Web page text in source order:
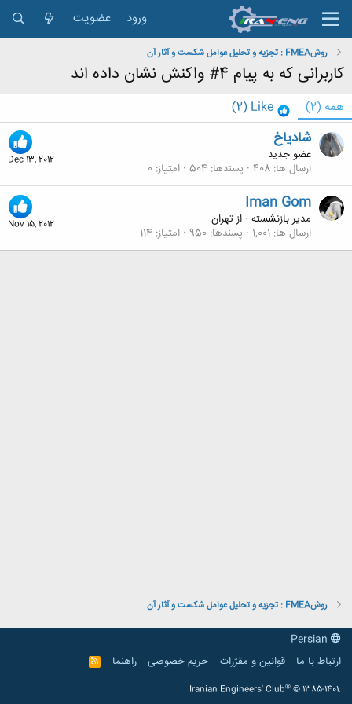
ورود عضویت
روشFMEA : تجزيه و تحليل عوامل شكست و آثار آن
کاربرانی که به پیام 4# واکنش نشان داده اند
همه (2)
Like
(2)
Dec 13, 2012
شادیاخ
عضو جدید
ارسال ها 408 پسندها 504 امتیاز 0
Nov 15, 2012
Iman Gom
مدیر بازنشسته · ازتهران
ارسال ها 1,001 پسندها 950 امتیاز 114
روشFMEA : تجزيه و تحليل عوامل شكست و آثار آن
ارتباط با ما
قوانین و مقرّرات حریم خصوصی راهنما
R
S
Iranian Engineers' Club® © 1385-1401.